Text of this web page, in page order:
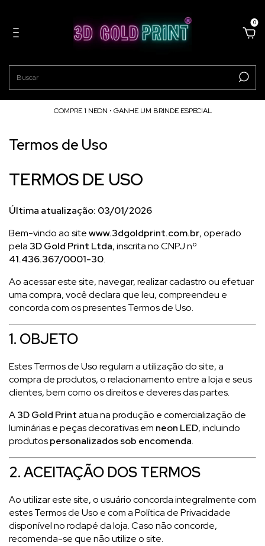
0
COMPRE 1 NEON • GANHE UM BRINDE ESPECIAL
Termos de Uso
TERMOS DE USO
Última atualização: 03/01/2026
Bem-vindo ao sitewww.3dgoldprint.com.br, operado
pela 3D Gold Print Ltda, inscrita no CNPJ nº
41.436.367/0001-30.
Ao acessar este site, navegar, realizar cadastro ou efetuar
uma compra, você declara que leu, compreendeu e
concorda com os presentes Termos de Uso.
1. OBJETO
Estes Termos de Uso regulam a utilização do site, a
compra de produtos, o relacionamento entre a loja e seus
clientes, bem como os direitos e deveres das partes.
A3D Gold Printatua na produção e comercialização de
luminárias e peças decorativas em neon LED, incluindo
produtospersonalizados sob encomenda.
2. ACEITAÇÃO DOS TERMOS
Ao utilizar este site, o usuário concorda integralmente com
estes Termos de Uso e com a Política de Privacidade
disponível no rodapé da loja. Caso não concorde,
recomenda-se que não utilize o site.